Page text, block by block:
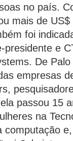
no país.
mais de
foi
presidente e
De
empresas
passou 15
na
computação